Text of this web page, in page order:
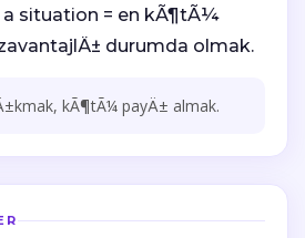
situation = en kÃ¶tÃ¼
durumda olmak.
kÃ¶tÃ¼ payÄ± almak.